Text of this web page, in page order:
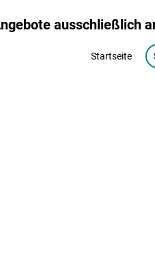
ausschließlich
Startseite